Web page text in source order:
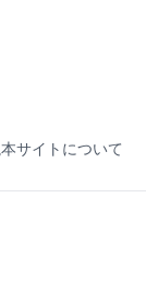
本サイトについて